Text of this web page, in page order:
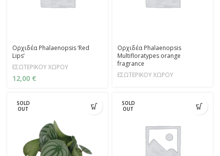
Ορχιδέα Phalaenopsis ‘Red
Lips’
ΕΣΩΤΕΡΙΚΟΥ ΧΩΡΟΥ
12,00 €
Ορχιδέα Phalaenopsis
Multifloratypes orange
fragrance
ΕΣΩΤΕΡΙΚΟΥ ΧΩΡΟΥ
SOLD
OUT
SOLD
OUT